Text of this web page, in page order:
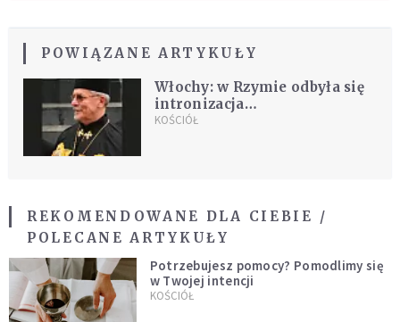
POWIĄZANE ARTYKUŁY
Włochy: w Rzymie odbyła się
intronizacja
greckokatolickiego egzarchy
KOŚCIÓŁ
REKOMENDOWANE DLA CIEBIE /
POLECANE ARTYKUŁY
Potrzebujesz pomocy? Pomodlimy się
w Twojej intencji
KOŚCIÓŁ